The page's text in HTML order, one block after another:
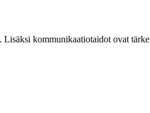
kommunikaatiotaidot ovat